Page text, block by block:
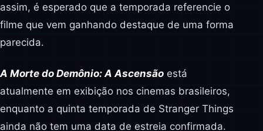
assim, é esperado que a temporada referencie o
filme que vem ganhando destaque de uma forma
parecida.
A Morte do Demônio: A Ascensão está
atualmente em exibição nos cinemas brasileiros,
enquanto a quinta temporada de Stranger Things
ainda não tem uma data de estreia confirmada.